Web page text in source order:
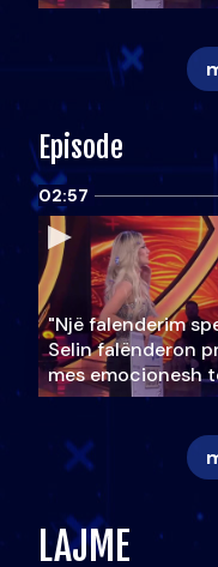
Episode
02:57
"Një falenderim
Selin falënderon
mes emocionesh
LAJME